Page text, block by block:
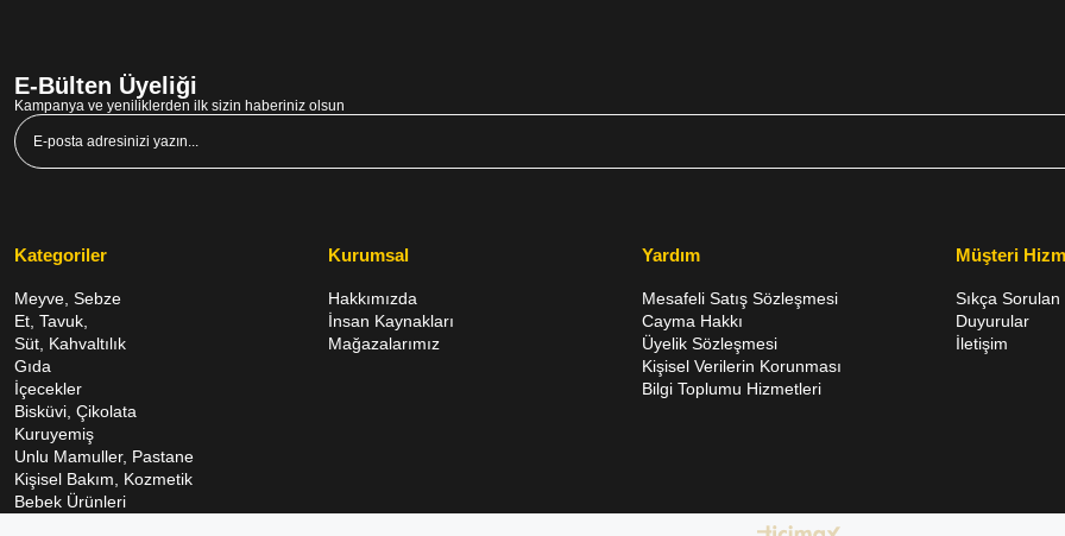
E-Bülten Üyeliği
Kampanya ve yeniliklerden ilk sizin haberiniz olsun
Kategoriler
Meyve, Sebze
Et, Tavuk,
Süt, Kahvaltılık
Gıda
İçecekler
Bisküvi, Çikolata
Kuruyemiş
Unlu Mamuller, Pastane
Kişisel Bakım, Kozmetik
Bebek Ürünleri
Kurumsal
Hakkımızda
İnsan Kaynakları
Mağazalarımız
Yardım
Mesafeli Satış Sözleşmesi
Cayma Hakkı
Üyelik Sözleşmesi
Kişisel Verilerin Korunması
Bilgi Toplumu Hizmetleri
Müşteri
Sıkça
Duyurular
İletişim